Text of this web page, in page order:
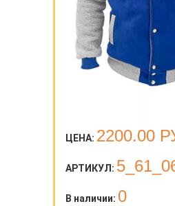
ЦЕНА: 2200.00
АРТИКУЛ:
В наличии: 0